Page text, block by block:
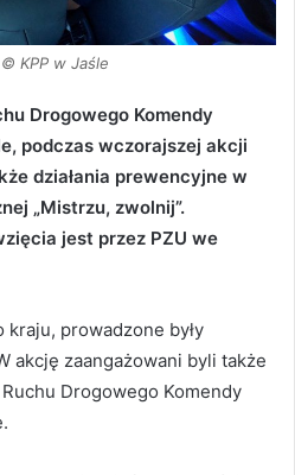
KPP w Jaśle
Drogowego Komendy
podczas wczorajszej akcji
działania prewencyjne w
„Mistrzu, zwolnij”.
jest przez PZU we
kraju, prowadzone były
akcję zaangażowani byli także
Drogowego Komendy